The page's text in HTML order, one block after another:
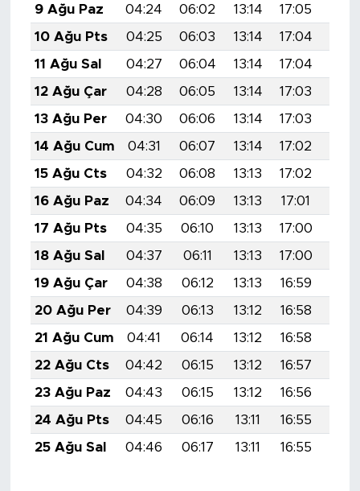
9 Ağu Paz
04:24 06:02 13:14 17:05
10 Ağu Pts
04:25 06:03 13:14 17:04
11 Ağu Sal
04:27 06:04 13:14 17:04
12 Ağu Çar
04:28 06:05 13:14 17:03
13 Ağu Per
04:30 06:06 13:14 17:03
14 Ağu Cum
04:31 06:07 13:14 17:02
15 Ağu Cts
04:32 06:08 13:13 17:02
16 Ağu Paz
04:34 06:09 13:13 17:01
17 Ağu Pts
04:35 06:10 13:13 17:00
18 Ağu Sal
04:37 06:11 13:13 17:00
19 Ağu Çar
04:38 06:12 13:13 16:59
20 Ağu Per
04:39 06:13 13:12 16:58
21 Ağu Cum
04:41 06:14 13:12 16:58
22 Ağu Cts
04:42 06:15 13:12 16:57
23 Ağu Paz
04:43 06:15 13:12 16:56
24 Ağu Pts
04:45 06:16 13:11 16:55
25 Ağu Sal
04:46 06:17 13:11 16:55